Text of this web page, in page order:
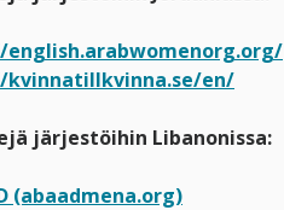
en/
järjestöihin Libanonissa:
(abaadmena.org)